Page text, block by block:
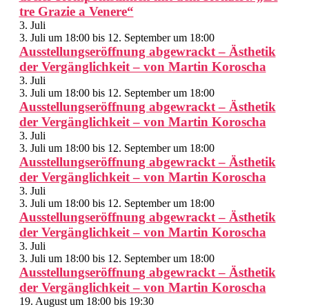
tre Grazie a Venere“
3. Juli
3. Juli um 18:00bis 12. September um 18:00
Ausstellungseröffnung abgewrackt – Ästhetik
der Vergänglichkeit – von Martin Koroscha
3. Juli
3. Juli um 18:00bis 12. September um 18:00
Ausstellungseröffnung abgewrackt – Ästhetik
der Vergänglichkeit – von Martin Koroscha
3. Juli
3. Juli um 18:00bis 12. September um 18:00
Ausstellungseröffnung abgewrackt – Ästhetik
der Vergänglichkeit – von Martin Koroscha
3. Juli
3. Juli um 18:00bis 12. September um 18:00
Ausstellungseröffnung abgewrackt – Ästhetik
der Vergänglichkeit – von Martin Koroscha
3. Juli
3. Juli um 18:00bis 12. September um 18:00
Ausstellungseröffnung abgewrackt – Ästhetik
der Vergänglichkeit – von Martin Koroscha
19. August um 18:00bis 19:30